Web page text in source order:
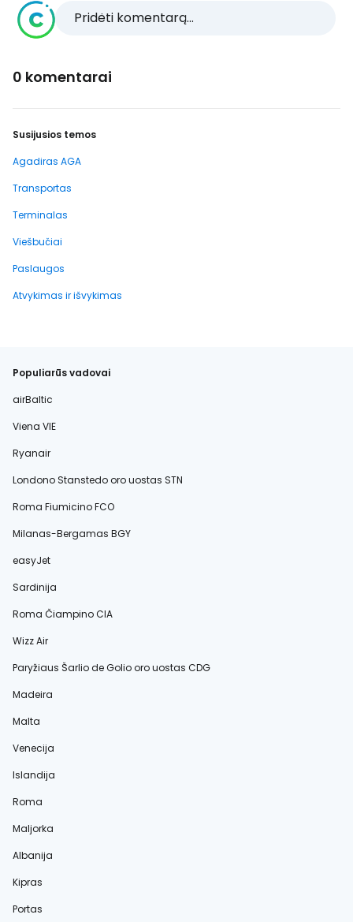
Pridėti komentarą...
0 komentarai
Susijusios temos
Agadiras AGA
Transportas
Terminalas
Viešbučiai
Paslaugos
Atvykimas ir išvykimas
Populiarūs vadovai
airBaltic
Viena VIE
Ryanair
Londono Stanstedo oro uostas STN
Roma Fiumicino FCO
Milanas-Bergamas BGY
easyJet
Sardinija
Roma Čiampino CIA
Wizz Air
Paryžiaus Šarlio de Golio oro uostas CDG
Madeira
Malta
Venecija
Islandija
Roma
Maljorka
Albanija
Kipras
Portas